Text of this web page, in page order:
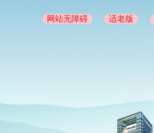
网站无障碍 适老版